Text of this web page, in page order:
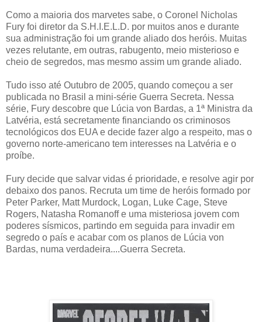
Como a maioria dos marvetes sabe, o Coronel Nicholas
Fury foi diretor da S.H.I.E.L.D. por muitos anos e durante
sua administração foi um grande aliado dos heróis. Muitas
vezes relutante, em outras, rabugento, meio misterioso e
cheio de segredos, mas mesmo assim um grande aliado.
Tudo isso até Outubro de 2005, quando começou a ser
publicada no Brasil a mini-série Guerra Secreta. Nessa
série, Fury descobre que Lúcia von Bardas, a 1ª Ministra da
Latvéria, está secretamente financiando os criminosos
tecnológicos dos EUA e decide fazer algo a respeito, mas o
governo norte-americano tem interesses na Latvéria e o
proíbe.
Fury decide que salvar vidas é prioridade, e resolve agir por
debaixo dos panos. Recruta um time de heróis formado por
Peter Parker, Matt Murdock, Logan, Luke Cage, Steve
Rogers, Natasha Romanoff e uma misteriosa jovem com
poderes sísmicos, partindo em seguida para invadir em
segredo o país e acabar com os planos de Lúcia von
Bardas, numa verdadeira....Guerra Secreta.